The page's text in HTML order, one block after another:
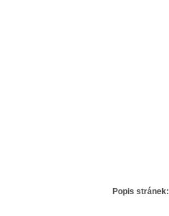
Popis stránek: